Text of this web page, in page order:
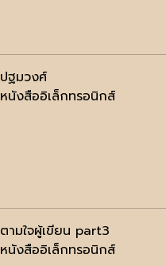
ปฐมวงศ์
หนังสืออิเล็กทรอนิกส์
ตามใจผู้เขียน part3
หนังสืออิเล็กทรอนิกส์